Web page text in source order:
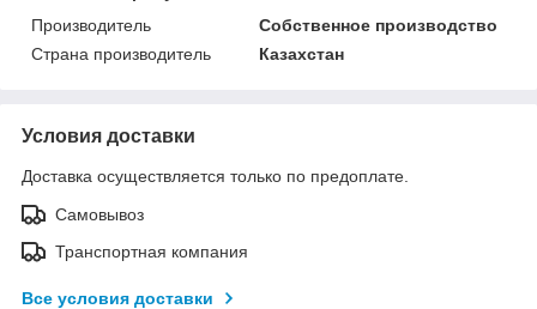
Производитель
Собственное производство
Страна производитель
Казахстан
Условия доставки
Доставка осуществляется только по предоплате.
Самовывоз
Транспортная компания
Все условия доставки